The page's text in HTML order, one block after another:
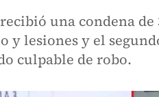
una condena de
y lesiones y el
culpable de robo.